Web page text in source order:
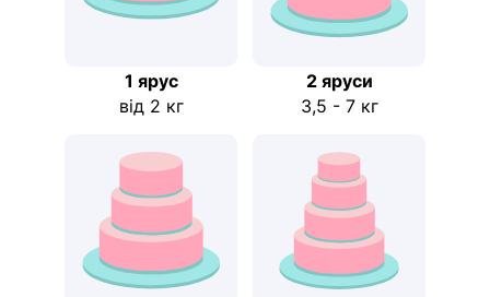
1 ярус
від 2 кг
2 яруси
3,5 - 7 кг